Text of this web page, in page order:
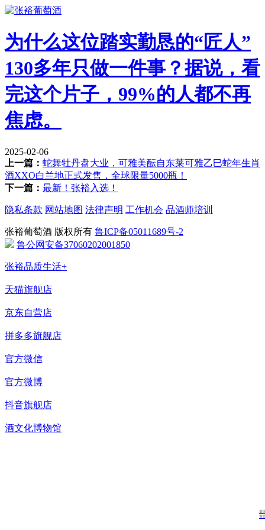
为什么这位踏实勤恳的“匠人”
130多年只做一件事？据说，看
完这个片子，99%的人都不再
焦虑。
2025-02-06
上一篇： 蛇舞牡丹盘大业，可雅美酝自东莱可雅乙巳蛇年生肖
酒XXO白兰地正式发售，全球限量5000瓶！
下一篇： 最新！张裕入选！
隐私条款 网站地图 法律声明 工作机会 品酒师培训
张裕葡萄酒 版权所有 鲁ICP备05011689号-2
鲁公网安备37060202001850
张裕品质生活+
天猫旗舰店
京东自营店
拼多多旗舰店
官方微信
官方微博
抖音旗舰店
酒文化博物馆
返
首